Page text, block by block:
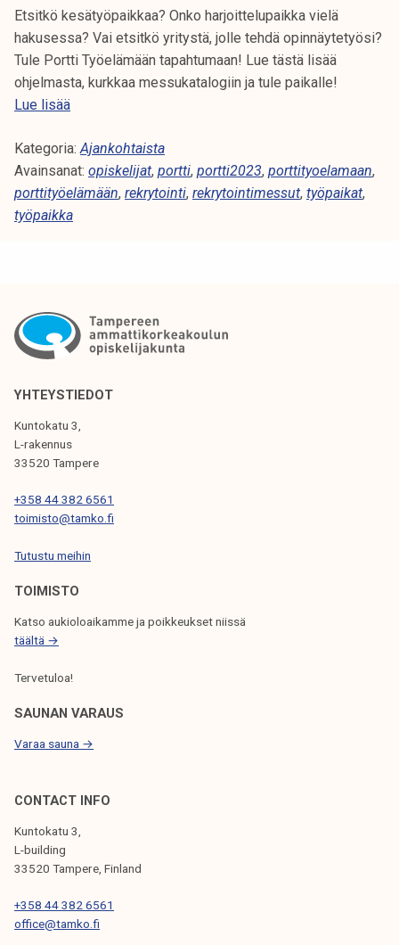
n
g
L
i
f
e
v
e
n
t
w
e
!
Etsitkö kesätyöpaikkaa? Onko harjoittelupaikka vielä
hakusessa? Vai etsitkö yritystä, jolle tehdä opinnäytetyösi?
Tule Portti Työelämään tapahtumaan! Lue tästä lisää
ohjelmasta, kurkkaa messukatalogiin ja tule paikalle!
Lue lisääT
r
v
e
t
P
o
t
i
T
ö
e
l
m
ä
t
a
a
t
m
n
!
Kategoria:Ajankohtaista
Avainsanat: opiskelijat, portti, portti2023, porttityoelamaan,
porttityöelämään, rekrytointi, rekrytointimessut, työpaikat,
työpaikka
YHTEYSTIEDOT
Kuntokatu 3,
L-rakennus
33520 Tampere
+358 44 382 6561
toimisto@tamko.fi
Tutustu meihin
TOIMISTO
Katso aukioloaikamme ja poikkeukset niissä
täältä →
Tervetuloa!
SAUNAN VARAUS
Varaa sauna →
CONTACT INFO
Kuntokatu 3,
L-building
33520 Tampere, Finland
+358 44 382 6561
office@tamko.fi